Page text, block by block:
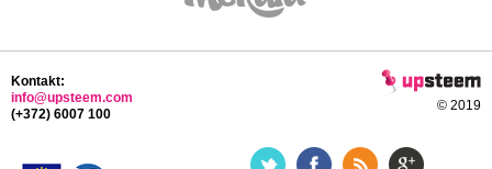
© 2019
Kontakt:
info@upsteem.com
(+372) 6007 100